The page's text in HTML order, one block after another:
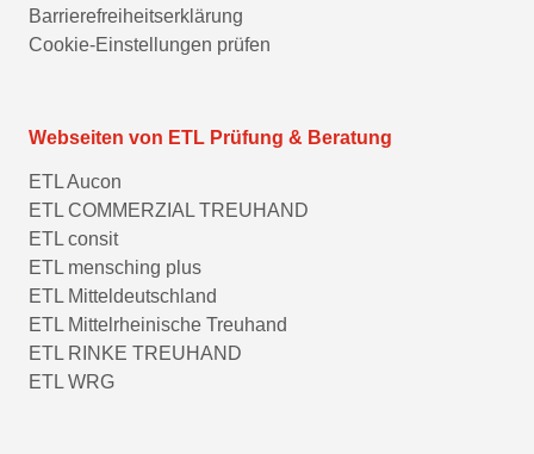
Barrierefreiheitserklärung
Cookie-Einstellungen prüfen
Webseiten von ETL Prüfung & Beratung
ETL Aucon
ETL COMMERZIAL TREUHAND
ETL consit
ETL mensching plus
ETL Mitteldeutschland
ETL Mittelrheinische Treuhand
ETL RINKE TREUHAND
ETL WRG